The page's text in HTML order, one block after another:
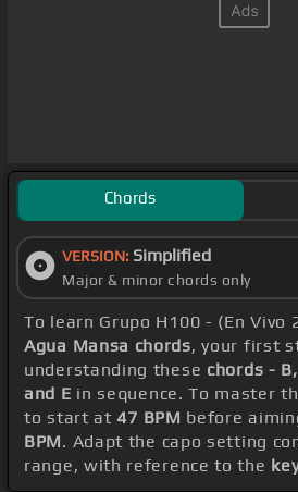
Chords
VERSION: Simplified
Major & minor chords only
To learn Grupo H100 - (En Vivo
Agua Mansa chords, your first
understanding these chords -
and E in sequence. To master
to start at47 BPM before
BPM. Adapt the capo setting
range, with reference to the